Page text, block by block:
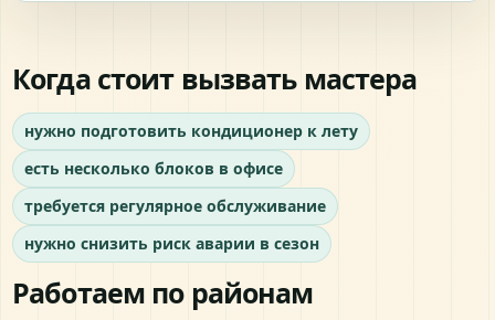
Когда стоит вызвать мастера
нужно подготовить кондиционер к лету
есть несколько блоков в офисе
требуется регулярное обслуживание
нужно снизить риск аварии в сезон
Работаем по районам